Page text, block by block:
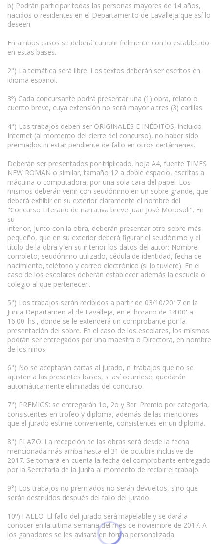
b) Podrán participar todas las personas mayores de 14 años,
nacidos o residentes en el Departamento de Lavalleja que así lo
deseen.
En ambos casos se deberá cumplir fielmente con lo establecido
en estas bases.
2°) La temática será libre. Los textos deberán ser escritos en
idioma español.
3º) Cada concursante podrá presentar una (1) obra, relato o
cuento breve, cuya extensión no será mayor a tres (3) carillas.
4°) Los trabajos deben ser ORIGINALES E INÉDITOS, incluido
Internet (al momento del cierre del concurso), no haber sido
premiados ni estar pendiente de fallo en otros certámenes.
Deberán ser presentados por triplicado, hoja A4, fuente TIMES
NEW ROMAN o similar, tamaño 12 a doble espacio, escritas a
máquina o computadora, por una sola cara del papel. Los
mismos deberán venir con seudónimo en un sobre grande, que
deberá exhibir en su exterior claramente el nombre del
"Concurso Literario de narrativa breve Juan José Morosoli". En
su
interior, junto con la obra, deberán presentar otro sobre más
pequeño, que en su exterior deberá figurar el seudónimo y el
título de la obra y en su interior los datos del autor: Nombre
completo, seudónimo utilizado, cédula de identidad, fecha de
nacimiento, teléfono y correo electrónico (si lo tuviere). En el
caso de los escolares deberán establecer además la escuela o
colegio al que pertenecen.
5°) Los trabajos serán recibidos a partir de 03/10/2017 en la
Junta Departamental de Lavalleja, en el horario de 14:00' a
16:00' hs., donde se le extenderá un comprobante por la
presentación del sobre. En el caso de los escolares, los mismos
podrán ser entregados por una maestra o Directora, en nombre
de los niños.
6°) No se aceptarán cartas al jurado, ni trabajos que no se
ajusten a las presentes bases, si así ocurriese, quedarán
automáticamente eliminadas del concurso.
7°) PREMIOS: se entregarán 1o, 2o y 3er. Premio por categoría,
consistentes en trofeo y diploma, además de las menciones
que el jurado estime conveniente, consistentes en un diploma.
8°) PLAZO: La recepción de las obras será desde la fecha
mencionada más arriba hasta el 31 de octubre inclusive de
2017. Se tomará en cuenta la fecha del comprobante entregado
por la Secretaría de la Junta al momento de recibir el trabajo.
9°) Los trabajos no premiados no serán devueltos, sino que
serán destruidos después del fallo del jurado.
10º) FALLO: El fallo del jurado será inapelable y se dará a
conocer en la última semana del mes de noviembre de 2017. A
los ganadores se les avisará en forma personalizada.